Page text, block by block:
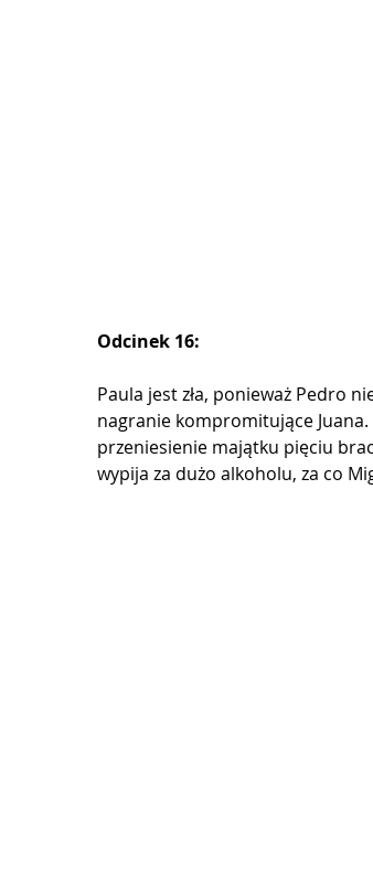
Odcinek 16:
Paula jest zła, ponieważ Pedro
nagranie kompromitujące
przeniesienie majątku pięciu
wypija za dużo alkoholu, za co